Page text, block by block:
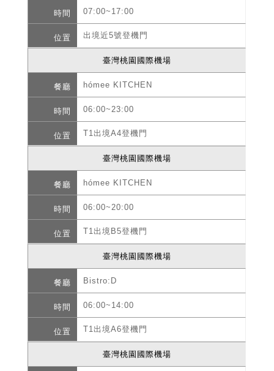
07:00~17:00
出境近5號登機門
臺灣桃園國際機場
hómee KITCHEN
06:00~23:00
T1出境A4登機門
臺灣桃園國際機場
hómee KITCHEN
06:00~20:00
T1出境B5登機門
臺灣桃園國際機場
Bistro:D
06:00~14:00
T1出境A6登機門
臺灣桃園國際機場